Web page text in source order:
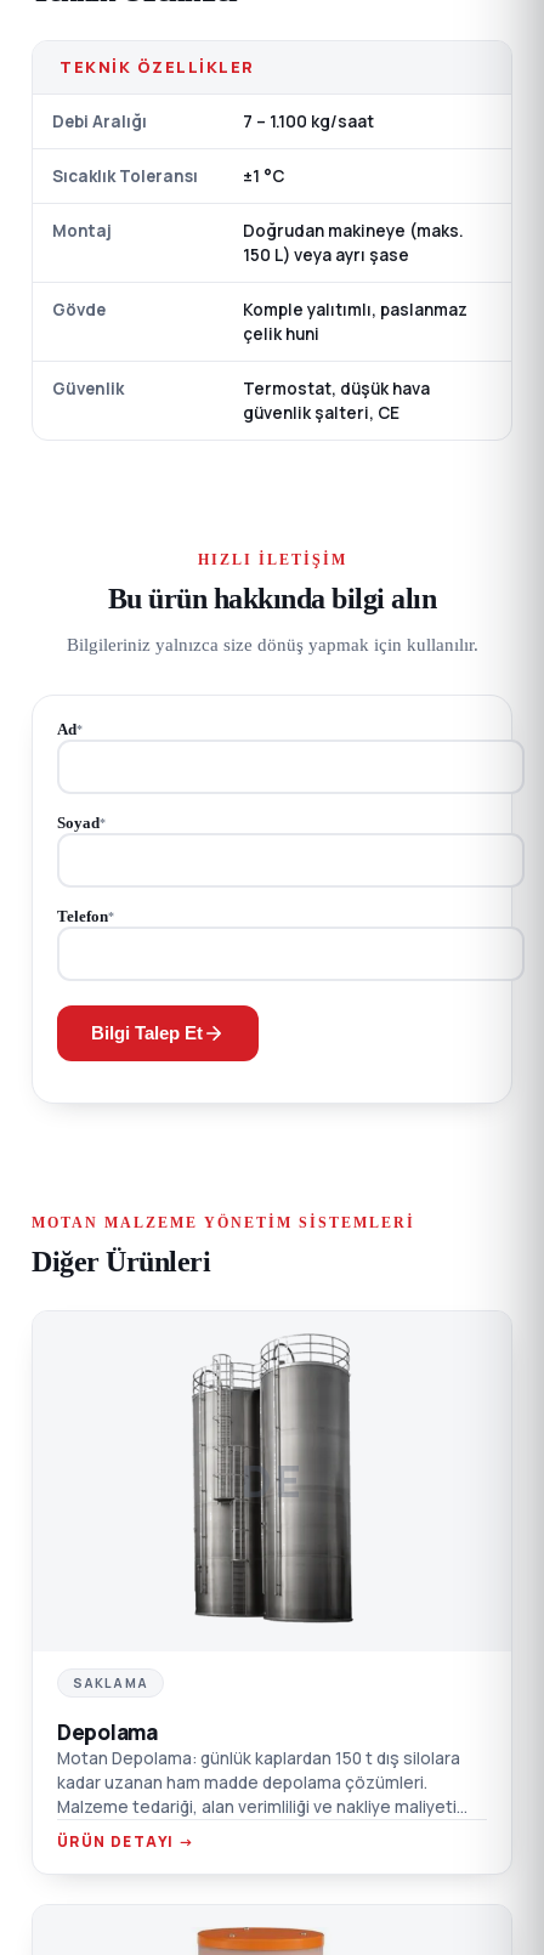
TEKNIK ÖZELLIKLER
Debi Aralığı 7 – 1.100 kg/saat
Sıcaklık Toleransı ±1 °C
Montaj
Doğrudan makineye (maks.
150 L) veya ayrı şase
Gövde
Komple yalıtımlı, paslanmaz
çelik huni
Güvenlik
Termostat, düşük hava
güvenlik şalteri, CE
HIZLI İLETIŞIM
Bu ürün hakkında bilgi alın
Bilgileriniz yalnızca size dönüş yapmak için kullanılır.
Ad*
Soyad*
Telefon*
Bilgi Talep Et
MOTAN MALZEME YÖNETIM SISTEMLERI
Diğer Ürünleri
DE
SAKLAMA
Depolama
Motan Depolama: günlük kaplardan 150 t dış silolara
kadar uzanan ham madde depolama çözümleri.
Malzeme tedariği, alan verimliliği ve nakliye maliyeti
optimize edilir.
ÜRÜN DETAYI →